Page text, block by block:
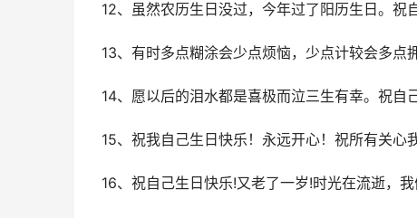
12、虽然农历生日没过，今年过了阳历生日。
13、有时多点糊涂会少点烦恼，少点计较会多点
14、愿以后的泪水都是喜极而泣三生有幸。祝自
15、祝我自己生日快乐！永远开心！祝所有关心
16、祝自己生日快乐!又老了一岁!时光在流逝，